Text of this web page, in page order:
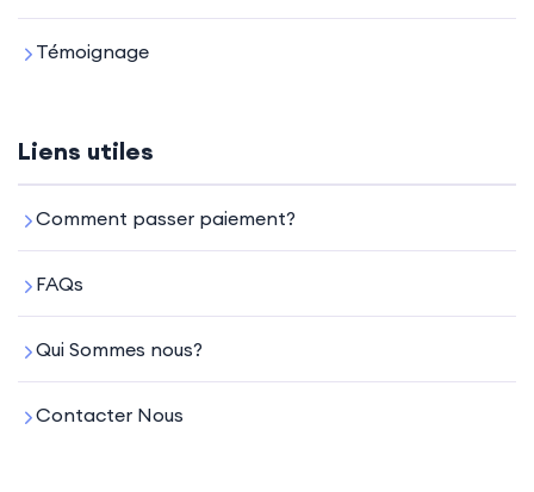
Témoignage
Liens utiles
Comment passer paiement?
FAQs
Qui Sommes nous?
Contacter Nous